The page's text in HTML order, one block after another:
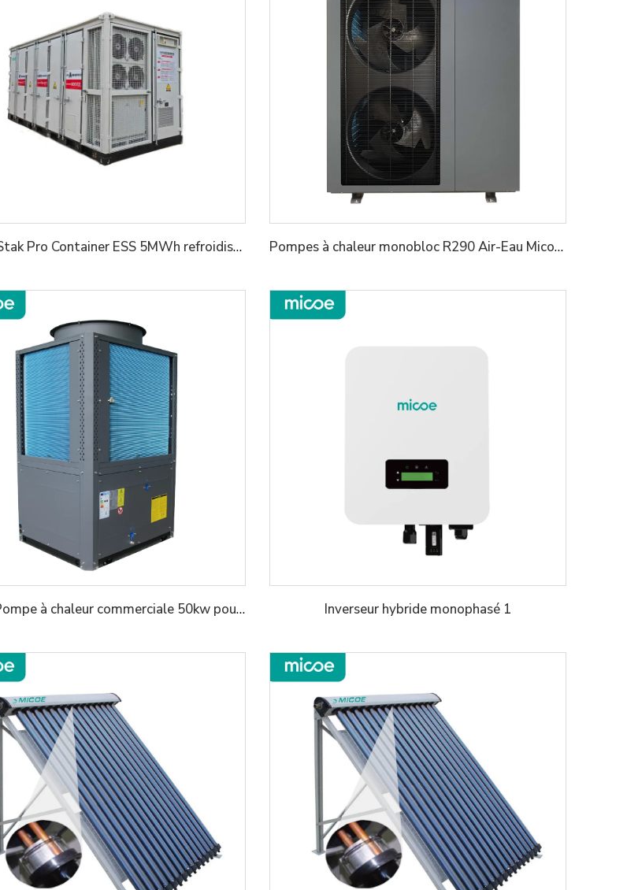
ePowerStak Pro Container ESS 5MWh refroidissement liquide IP67 Étanche pour environnement rude Cœur LFP pour la résilience énergétique Pompes à chaleur monobloc R290 Air-Eau Micoe pour chauffe-eau
MICOE Pompe à chaleur commerciale 50kw pour chauffage des maisons Réfrigérant R290 avec classe A+++ ERP Inverseur hybride monophasé 1